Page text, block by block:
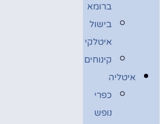
ברומא
בישול
איטלקי
קינוחים
איטליה
כפרי
נופש